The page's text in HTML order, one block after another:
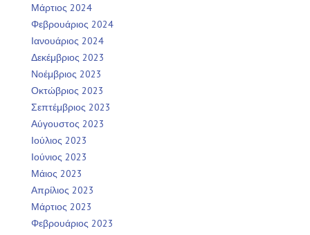
Μάρτιος 2024
Φεβρουάριος 2024
Ιανουάριος 2024
Δεκέμβριος 2023
Νοέμβριος 2023
Οκτώβριος 2023
Σεπτέμβριος 2023
Αύγουστος 2023
Ιούλιος 2023
Ιούνιος 2023
Μάιος 2023
Απρίλιος 2023
Μάρτιος 2023
Φεβρουάριος 2023